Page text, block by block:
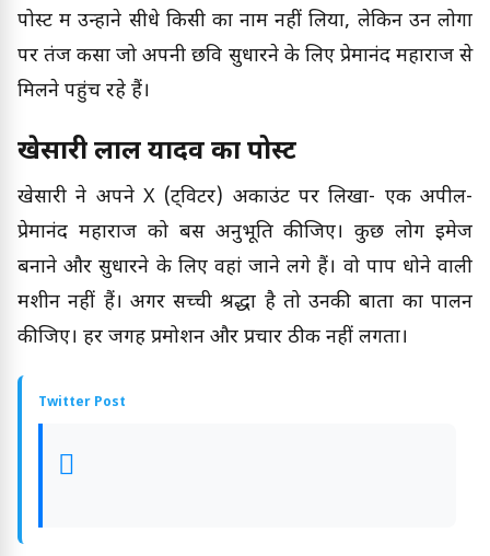
पोस्ट में उन्होंने सीधे किसी का नाम नहीं लिया, लेकिन उन लोगों
पर तंज कसा जो अपनी छवि सुधारने के लिए प्रेमानंद महाराज से
मिलने पहुंच रहे हैं।
खेसारी लाल यादव का पोस्ट
खेसारी ने अपने X (ट्विटर) अकाउंट पर लिखा- एक अपील-
प्रेमानंद महाराज को बस अनुभूति कीजिए। कुछ लोग इमेज
बनाने और सुधारने के लिए वहां जाने लगे हैं। वो पाप धोने वाली
मशीन नहीं हैं। अगर सच्ची श्रद्धा है तो उनकी बातों का पालन
कीजिए। हर जगह प्रमोशन और प्रचार ठीक नहीं लगता।
Twitter Post